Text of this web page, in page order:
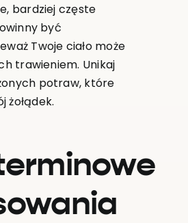
bardziej częste
być
Twoje ciało może
trawieniem. Unikaj
potraw, które
żołądek.